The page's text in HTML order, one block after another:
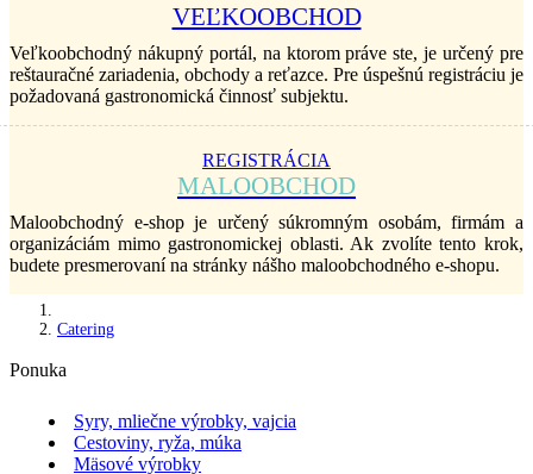
VEĽKOOBCHOD
Veľkoobchodný nákupný portál, na ktorom práve ste, je určený pre
reštauračné zariadenia, obchody a reťazce. Pre úspešnú registráciu je
požadovaná gastronomická činnosť subjektu.
REGISTRÁCIA
MALOOBCHOD
Maloobchodný e-shop je určený súkromným osobám, firmám a
organizáciám mimo gastronomickej oblasti. Ak zvolíte tento krok,
budete presmerovaní na stránky nášho maloobchodného e-shopu.
Catering
Ponuka
Syry, mliečne výrobky, vajcia
Cestoviny, ryža, múka
Mäsové výrobky